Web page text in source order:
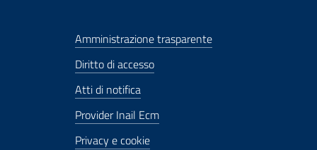
Amministrazione trasparente
Diritto di accesso
Atti di notifica
Provider Inail Ecm
Privacy e cookie